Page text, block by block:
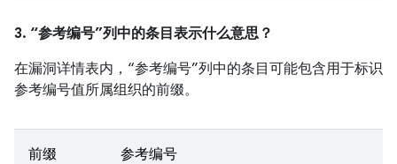
3. “参考编号”列中的条目表示什么意思？
在漏洞详情表内，“参考编号”列中的条目可能包含用于标识
参考编号值所属组织的前缀。
前缀 参考编号